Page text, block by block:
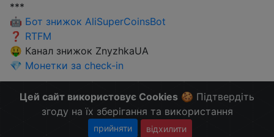
***
🤖 Бот знижок AliSuperCoinsBot
❓ RTFM
🤑 Канал знижок ZnyzhkaUA
💎 Монетки за check-in
Більше Знижок і Халяви в @ZnyzhkaUA
Цей сайт використовує Cookies 🍪 Підтвердіть
згоду на їх зберігання та використання
прийняти відхилити